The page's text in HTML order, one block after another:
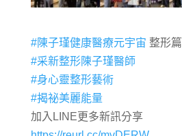
#陳子瑾健康醫療元宇宙 整形篇
#采新整形陳子瑾醫師
#身心靈整形藝術
#揭祕美麗能量
加入LINE更多新訊分享